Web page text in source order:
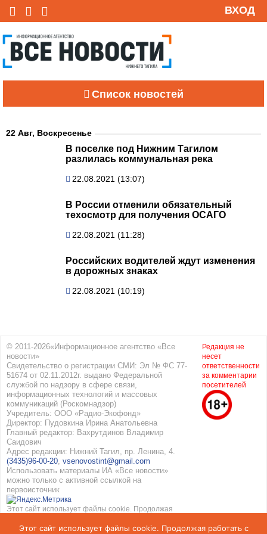
ВХОД
Список новостей
22 Авг, Воскресенье
В поселке под Нижним Тагилом
разлилась коммунальная река
22.08.2021 (13:07)
В России отменили обязательный
техосмотр для получения ОСАГО
22.08.2021 (11:28)
Российских водителей ждут изменения
в дорожных знаках
22.08.2021 (10:19)
© 2011-2026«Информационное агентство «Все
новости»
Свидетельство о регистрации СМИ: Эл № ФС 77-
51674 от 02.11.2012г. выдано Федеральной
службой по надзору в сфере связи,
информационных технологий и массовых
коммуникаций (Роскомнадзор)
Учредитель: ООО «Радио-Экофонд»
Директор: Пудовкина Ирина Анатольевна
Главный редактор: Вахрутдинов Владимир
Саидович
Адрес редакции: Нижний Тагил, пр. Ленина, 4.
(3435)96-00-20 vsenovostint@gmail.com
Использовать материалы ИА «Все новости»
можно только с активной ссылкой на
первоисточник
Этот сайт использует файлы cookie. Продолжая
использованием cookie. Подробнее вПолитике
Редакция не
несет
ответственности
за комментарии
посетителей
Этот сайт использует файлы cookie. Продолжая работать с